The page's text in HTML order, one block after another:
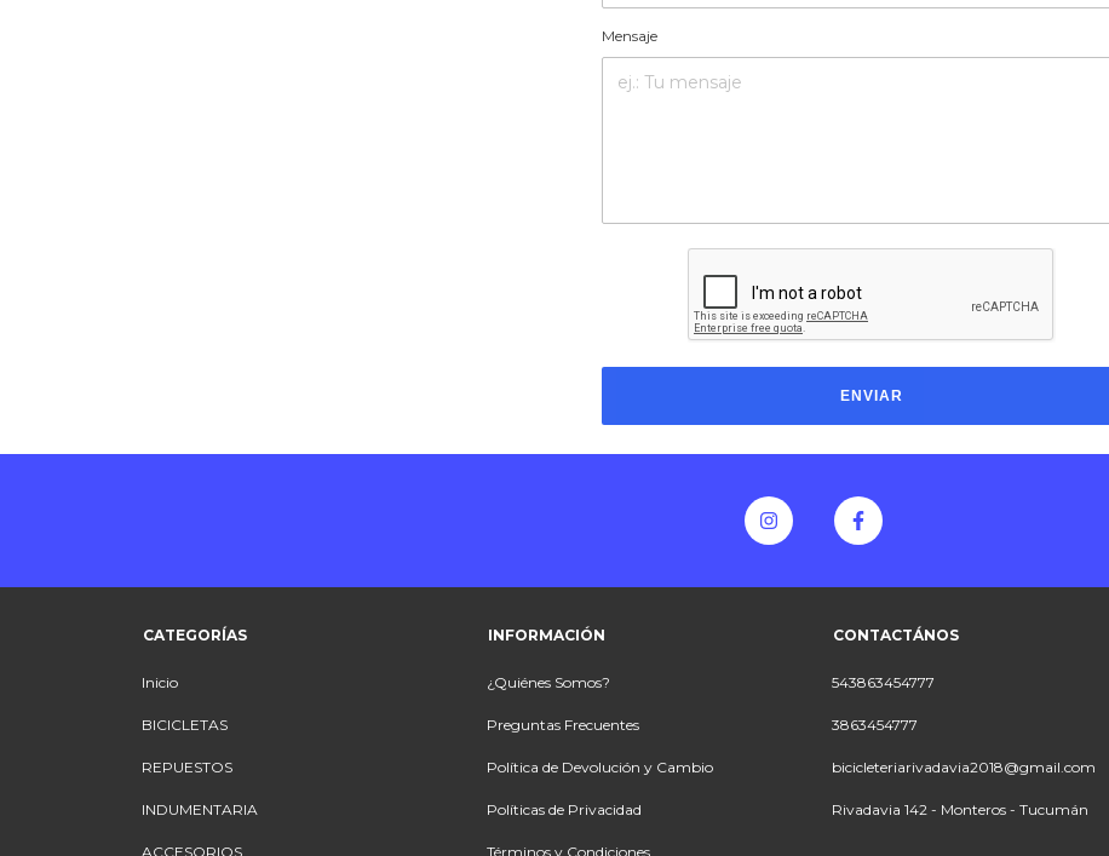
Mensaje
ENVIAR
CATEGORÍAS
Inicio
BICICLETAS
REPUESTOS
INDUMENTARIA
ACCESORIOS
INFORMACIÓN
¿Quiénes Somos?
Preguntas Frecuentes
Política de Devolución y Cambio
Políticas de Privacidad
Términos y Condiciones
CONTACTÁNOS
543863454777
3863454777
bicicleteriarivadavia2018@gmail.com
Rivadavia 142 - Monteros - Tucumán